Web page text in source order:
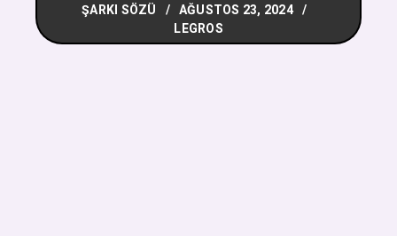
hiçbir şey yok, ve bu asla değişmeyecek
bebeğim I want you, babe Seni istiyorum
ŞARKI SÖZÜ
AĞUSTOS 23, 2024
LEGROS